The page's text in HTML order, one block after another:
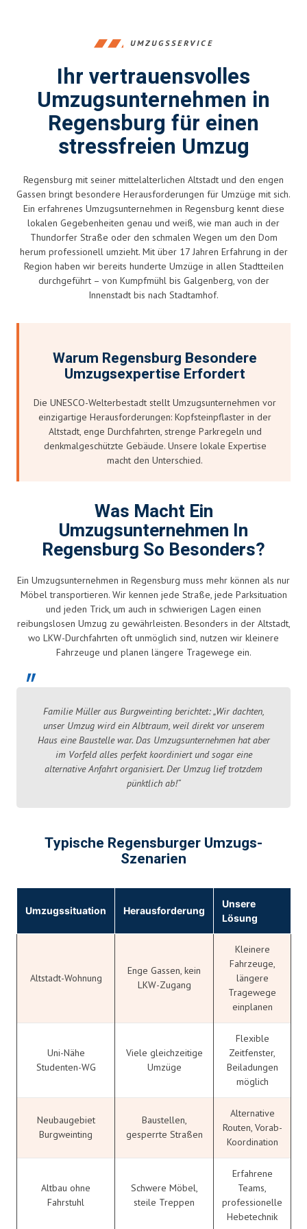
UMZUGSSERVICE
Ihr vertrauensvolles
Umzugsunternehmen in
Regensburg für einen
stressfreien Umzug
Regensburg mit seiner mittelalterlichen Altstadt und den engen
Gassen bringt besondere Herausforderungen für Umzüge mit sich.
Ein erfahrenes Umzugsunternehmen in Regensburg kennt diese
lokalen Gegebenheiten genau und weiß, wie man auch in der
Thundorfer Straße oder den schmalen Wegen um den Dom
herum professionell umzieht. Mit über 17 Jahren Erfahrung in der
Region haben wir bereits hunderte Umzüge in allen Stadtteilen
durchgeführt – von Kumpfmühl bis Galgenberg, von der
Innenstadt bis nach Stadtamhof.
Warum Regensburg Besondere
Umzugsexpertise Erfordert
Die UNESCO-Welterbestadt stellt Umzugsunternehmen vor
einzigartige Herausforderungen: Kopfsteinpflaster in der
Altstadt, enge Durchfahrten, strenge Parkregeln und
denkmalgeschützte Gebäude. Unsere lokale Expertise
macht den Unterschied.
Was Macht Ein
Umzugsunternehmen In
Regensburg So Besonders?
Ein Umzugsunternehmen in Regensburg muss mehr können als nur
Möbel transportieren. Wir kennen jede Straße, jede Parksituation
und jeden Trick, um auch in schwierigen Lagen einen
reibungslosen Umzug zu gewährleisten. Besonders in der Altstadt,
wo LKW-Durchfahrten oft unmöglich sind, nutzen wir kleinere
Fahrzeuge und planen längere Tragewege ein.
Familie Müller aus Burgweinting berichtet: „Wir dachten,
unser Umzug wird ein Albtraum, weil direkt vor unserem
Haus eine Baustelle war. Das Umzugsunternehmen hat aber
im Vorfeld alles perfekt koordiniert und sogar eine
alternative Anfahrt organisiert. Der Umzug lief trotzdem
pünktlich ab!“
Typische Regensburger Umzugs-
Szenarien
Umzugssituation Herausforderung
Unsere
Lösung
Altstadt-Wohnung
Enge Gassen, kein
LKW-Zugang
Kleinere
Fahrzeuge,
längere
Tragewege
einplanen
Uni-Nähe
Studenten-WG
Viele gleichzeitige
Umzüge
Flexible
Zeitfenster,
Beiladungen
möglich
Neubaugebiet
Burgweinting
Baustellen,
gesperrte Straßen
Alternative
Routen, Vorab-
Koordination
Altbau ohne
Fahrstuhl
Schwere Möbel,
steile Treppen
Erfahrene
Teams,
professionelle
Hebetechnik